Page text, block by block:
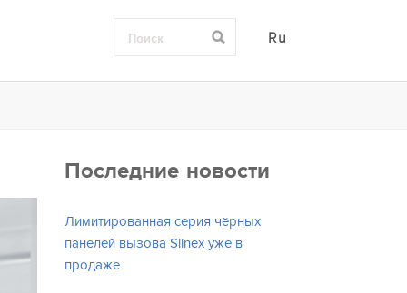
Ru
Последние новости
Лимитированная серия чёрных
панелей вызова Slinex уже в
продаже